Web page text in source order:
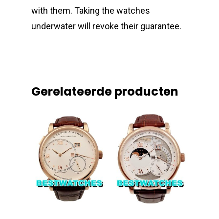
with them. Taking the watches
underwater will revoke their guarantee.
Gerelateerde producten